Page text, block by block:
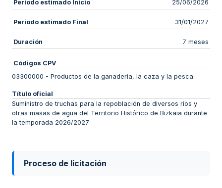
Periodo estimado Inicio 25/06/2026
Periodo estimado Final 31/01/2027
Duración 7 meses
Códigos CPV
03300000 - Productos de la ganadería, la caza y la pesca
Título oficial
Suministro de truchas para la repoblación de diversos ríos y
otras masas de agua del Territorio Histórico de Bizkaia durante
la temporada 2026/2027
Proceso de licitación